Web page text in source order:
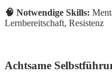
🧠 Notwendige Skills:
Lernbereitschaft, Resistenz
Achtsame